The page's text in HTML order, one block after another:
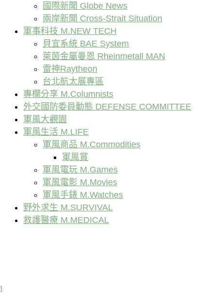
國際新聞 Globe News
兩岸新聞 Cross-Strait Situation
軍事科技 M.NEW TECH
貝宜系統 BAE System
萊茵金屬曼恩 Rheinmetall MAN
雷神Raytheon
台北航太展專區
專欄分享 M.Columnists
外交國防委員動態 DEFENSE COMMITTEE
軍風大觀園
軍風生活 M.LIFE
軍風商品 M.Commodities
軍風賞
軍風電玩 M.Games
軍風電影 M.Movies
軍風手錶 M.Watches
野外求生 M.SURVIVAL
救護醫療 M.MEDICAL